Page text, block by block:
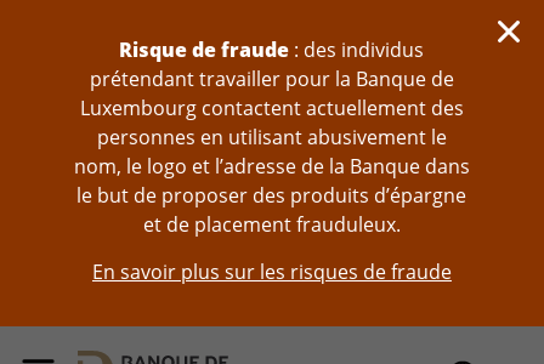
Risque de fraude : des individus
prétendant travailler pour la Banque de
Luxembourg contactent actuellement des
personnes en utilisant abusivement le
nom, le logo et l’adresse de la Banque dans
le but de proposer des produits d’épargne
et de placement frauduleux.
En savoir plus sur les risques de fraude